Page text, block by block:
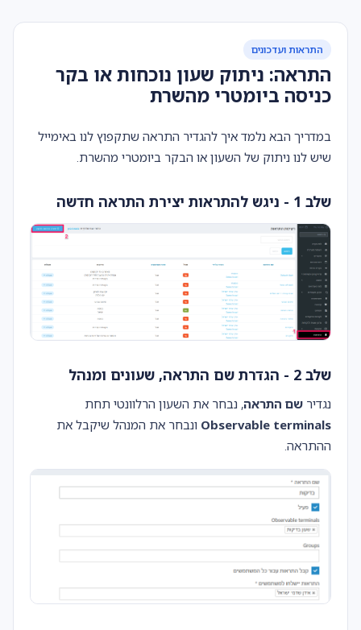
התראות ועדכונים
התראה: ניתוק שעון נוכחות או בקר
כניסה ביומטרי מהשרת
במדריך הבא נלמד איך להגדיר התראה שתקפוץ לנו באימייל
שיש לנו ניתוק של השעון או הבקר ביומטרי מהשרת.
שלב 1 - ניגש להתראות יצירת התראה חדשה
שלב 2 - הגדרת שם התראה, שעונים ומנהל
נגדיר שם התראה, נבחר את השעון הרלוונטי תחת
Observable terminals ונבחר את המנהל שיקבל את
ההתראה.